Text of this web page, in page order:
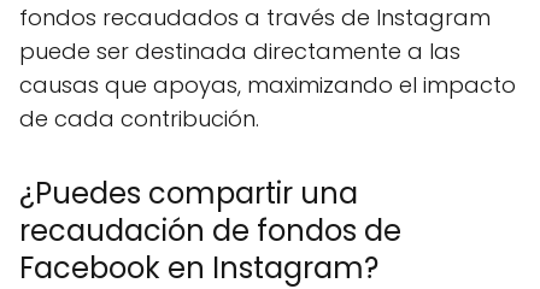
fondos recaudados a través de Instagram
puede ser destinada directamente a las
causas que apoyas, maximizando el impacto
de cada contribución.
¿Puedes compartir una
recaudación de fondos de
Facebook en Instagram?